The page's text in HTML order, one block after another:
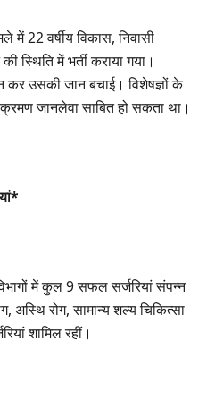
में 22 वर्षीय विकास, निवासी
स्थिति में भर्ती कराया गया।
उसकी जान बचाई। विशेषज्ञों के
जानलेवा साबित हो सकता था।
में कुल 9 सफल सर्जरियां संपन्न
अस्थि रोग, सामान्य शल्य चिकित्सा
शामिल रहीं।